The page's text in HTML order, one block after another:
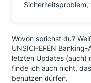
Wovon sprichst du?
UNSICHEREN
letzten Updates (auch)
finde ich auch nicht,
benutzen dürfen.